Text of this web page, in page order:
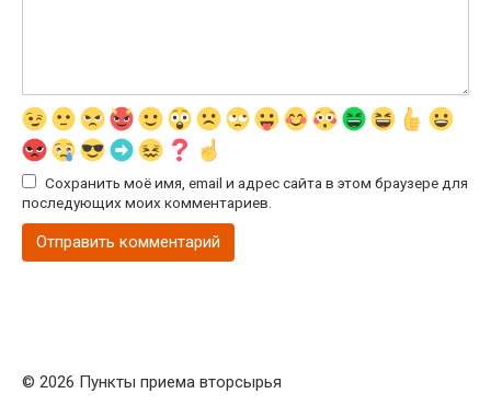
Сохранить моё имя, email и адрес сайта в этом браузере для
последующих моих комментариев.
© 2026 Пункты приема вторсырья